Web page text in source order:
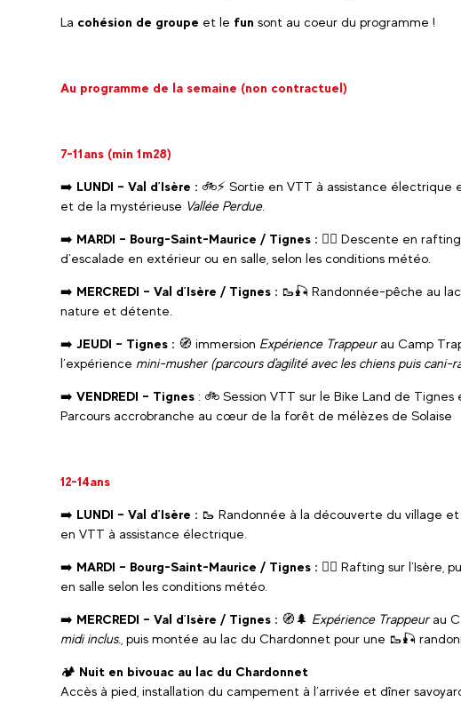
La cohésion de groupe et le fun sont au coeur du programme !
Au programme de la semaine (non contractuel)
7-11ans (min 1m28)
➡️ LUNDI – Val d’Isère : 🚲⚡ Sortie en VTT à assistance
et de la mystérieuse Vallée Perdue.
➡️ MARDI – Bourg-Saint-Maurice / Tignes : 🚣‍♀️ Descente en rafting
d’escalade en extérieur ou en salle, selon les conditions météo.
➡️ MERCREDI – Val d’Isère / Tignes : 🥾🎣 Randonnée-pêche au
nature et détente.
➡️ JEUDI – Tignes : 🧭 immersion Expérience Trappeurau Camp
l’expérience mini-musher (parcours d'agilité avec les chiens puis cani-
➡️ VENDREDI – Tignes : 🚲 Session VTT sur le Bike Land de Tignes
Parcours accrobranche au cœur de la forêt de mélèzes de Solaise
12-14ans
➡️ LUNDI – Val d’Isère : 🥾 Randonnée à la découverte du village
en VTT à assistance électrique.
➡️ MARDI – Bourg-Saint-Maurice / Tignes : 🚣‍♀️ Rafting sur l’Isère,
en salle selon les conditions météo.
➡️ MERCREDI – Val d’Isère / Tignes : 🧭🌲 Expérience Trappeurau
midi inclus. , puis montée au lac du Chardonnet pour une 🥾🎣
🏕️ Nuit en bivouac au lac du Chardonnet
Accès à pied, installation du campement à l’arrivée et dîner